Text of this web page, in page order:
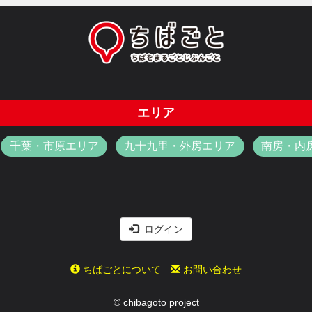
エリア
千葉・市原エリア 九十九里・外房エリア 南房・内
ログイン
ちばごとについて お問い合わせ
© chibagoto project